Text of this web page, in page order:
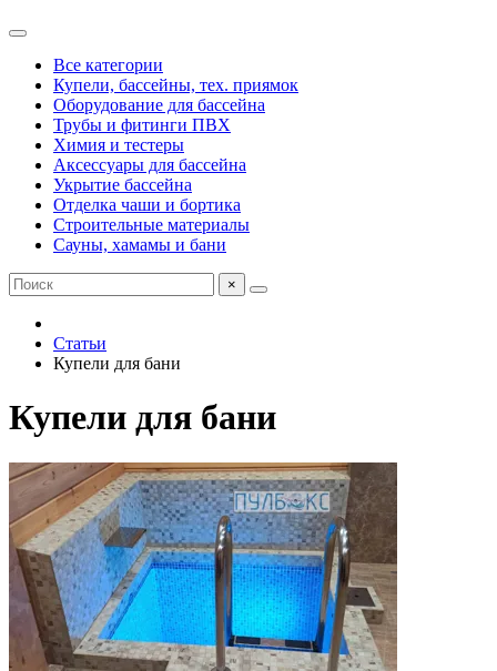
Все категории
Купели, бассейны, тех. приямок
Оборудование для бассейна
Трубы и фитинги ПВХ
Химия и тестеры
Аксессуары для бассейна
Укрытие бассейна
Отделка чаши и бортика
Строительные материалы
Сауны, хамамы и бани
×
Статьи
Купели для бани
Купели для бани